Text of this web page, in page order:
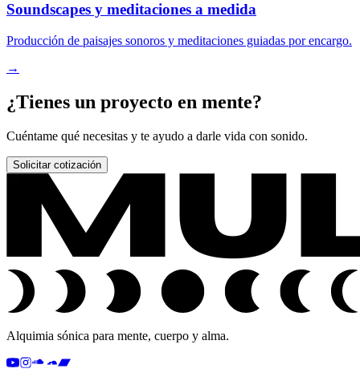
Soundscapes y meditaciones a medida
Producción de paisajes sonoros y meditaciones guiadas por encargo.
→
¿Tienes un proyecto en mente?
Cuéntame qué necesitas y te ayudo a darle vida con sonido.
Solicitar cotización
Alquimia sónica para mente, cuerpo y alma.